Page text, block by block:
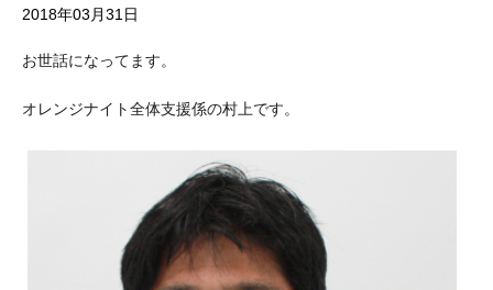
2018年03月31日
お世話になってます。
オレンジナイト全体支援係の村上です。